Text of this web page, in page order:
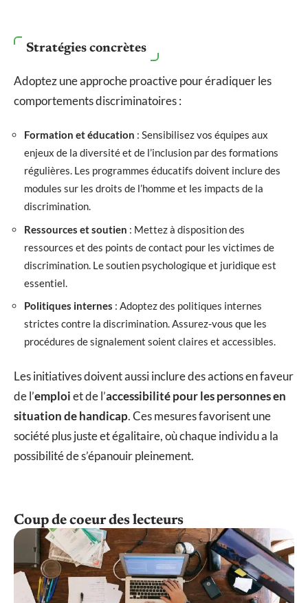
Stratégies concrètes
Adoptez une approche proactive pour éradiquer les
comportements discriminatoires :
Formation et éducation : Sensibilisez vos équipes aux
enjeux de la diversité et de l’inclusion par des formations
régulières. Les programmes éducatifs doivent inclure des
modules sur les droits de l’homme et les impacts de la
discrimination.
Ressources et soutien : Mettez à disposition des
ressources et des points de contact pour les victimes de
discrimination. Le soutien psychologique et juridique est
essentiel.
Politiques internes : Adoptez des politiques internes
strictes contre la discrimination. Assurez-vous que les
procédures de signalement soient claires et accessibles.
Les initiatives doivent aussi inclure des actions en faveur
de l’emploiet de l’accessibilité pour les personnes en
situation de handicap. Ces mesures favorisent une
société plus juste et égalitaire, où chaque individu a la
possibilité de s’épanouir pleinement.
Coup de coeur des lecteurs